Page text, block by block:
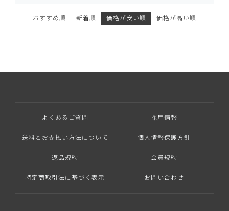
おすすめ順 新着順 価格が安い順 価格が高い順
よくあるご質問 採用情報
送料とお支払い方法について 個人情報保護方針
返品規約 会員規約
特定商取引法に基づく表示 お問い合わせ